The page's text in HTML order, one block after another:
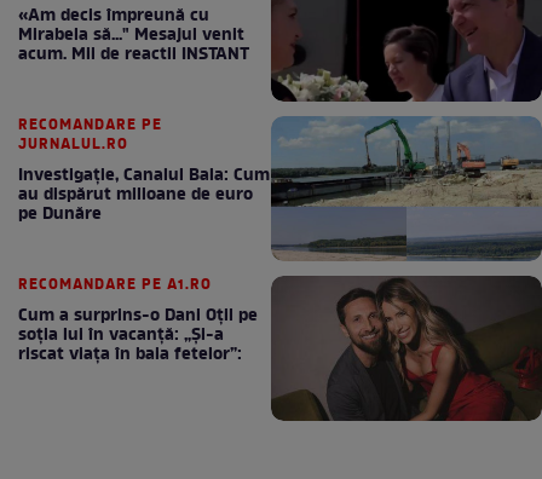
«Am decis împreună cu
Mirabela să..." Mesajul venit
acum. Mii de reactii INSTANT
RECOMANDARE PE
JURNALUL.RO
Investigație, Canalul Bala: Cum
au dispărut milioane de euro
pe Dunăre
RECOMANDARE PE A1.RO
Cum a surprins-o Dani Oțil pe
soția lui în vacanță: „Și-a
riscat viața în baia fetelor”: